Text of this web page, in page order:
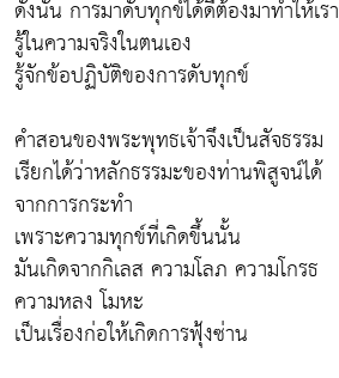
ดังนั้น การมาดับทุกข์ได้ดีต้องมาทำให้เรา
รู้ในความจริงในตนเอง
รู้จักข้อปฏิบัติของการดับทุกข์
คำสอนของพระพุทธเจ้าจึงเป็นสัจธรรม
เรียกได้ว่าหลักธรรมะของท่านพิสูจน์ได้
จากการกระทำ
เพราะความทุกข์ที่เกิดขึ้นนั้น
มันเกิดจากกิเลส ความโลภ ความโกรธ
ความหลง โมหะ
เป็นเรื่องก่อให้เกิดการฟุ้งซ่าน